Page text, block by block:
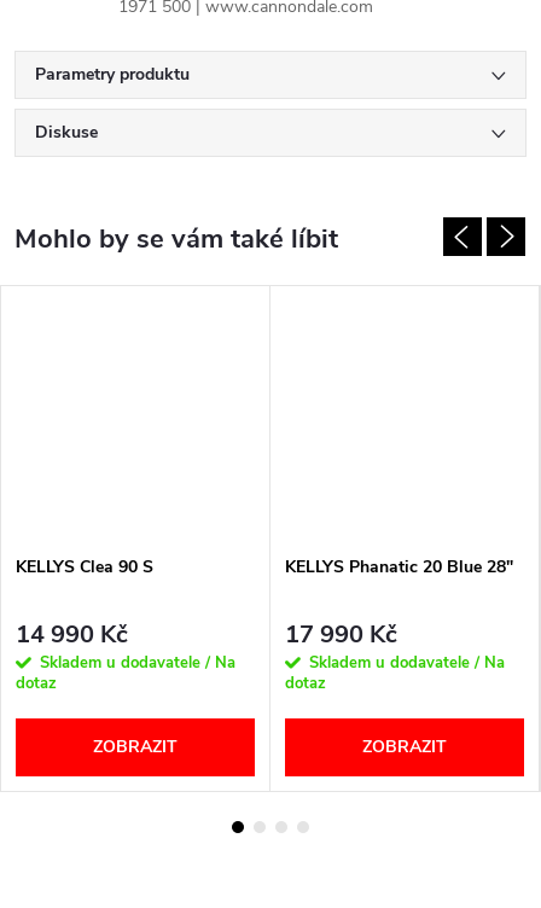
1971 500 | www.cannondale.com
Parametry produktu
Diskuse
KELLYS Clea 90 S
14 990 Kč
Skladem u dodavatele / Na
dotaz
ZOBRAZIT
KELLYS Phanatic 20 Blue 28"
17 990 Kč
Skladem u dodavatele / Na
dotaz
ZOBRAZIT